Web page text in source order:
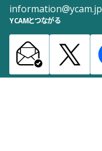
information@ycam.jp
YCAMとつながる